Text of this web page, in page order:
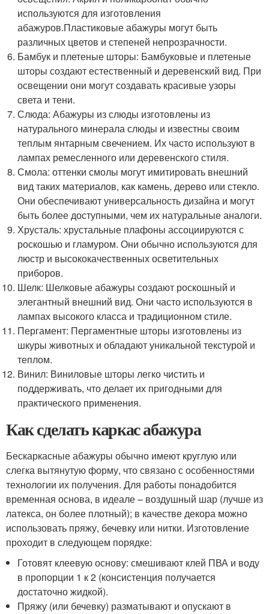
используются для изготовления
абажуров.Пластиковые абажуры могут быть
различных цветов и степеней непрозрачности.
Бамбук и плетеные шторы: Бамбуковые и плетеные
шторы создают естественный и деревенский вид. При
освещении они могут создавать красивые узоры
света и тени.
Слюда: Абажуры из слюды изготовлены из
натурального минерала слюды и известны своим
теплым янтарным свечением. Их часто используют в
лампах ремесленного или деревенского стиля.
Смола: оттенки смолы могут имитировать внешний
вид таких материалов, как камень, дерево или стекло.
Они обеспечивают универсальность дизайна и могут
быть более доступными, чем их натуральные аналоги.
Хрусталь: хрустальные плафоны ассоциируются с
роскошью и гламуром. Они обычно используются для
люстр и высококачественных осветительных
приборов.
Шелк: Шелковые абажуры создают роскошный и
элегантный внешний вид. Они часто используются в
лампах высокого класса и традиционном стиле.
Пергамент: Пергаментные шторы изготовлены из
шкуры животных и обладают уникальной текстурой и
теплом.
Винил: Виниловые шторы легко чистить и
поддерживать, что делает их пригодными для
практического применения.
Как сделать каркас абажура
Бескаркасные абажуры обычно имеют круглую или
слегка вытянутую форму, что связано с особенностями
технологии их получения. Для работы понадобится
временная основа, в идеале – воздушный шар (лучше из
латекса, он более плотный); в качестве декора можно
использовать пряжу, бечевку или нитки. Изготовление
проходит в следующем порядке:
Готовят клеевую основу: смешивают клей ПВА и воду
в пропорции 1 к 2 (консистенция получается
достаточно жидкой).
Пряжу (или бечевку) разматывают и опускают в